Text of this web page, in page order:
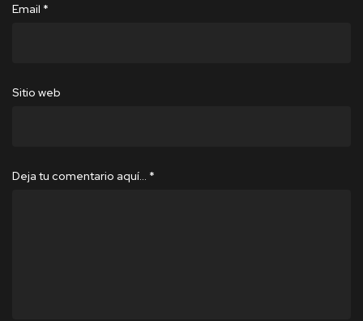
Email *
Sitio web
Deja tu comentario aquí… *